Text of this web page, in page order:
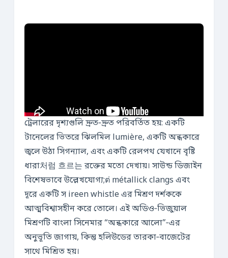
ট্রেলারের দৃশ্যগুলি দ্রুত‑দ্রুত পরিবর্তিত হয়: একটি
টানেলের ভিতরে ঝিলমিল lumière, একটি অন্ধকারে
জ্বলে উঠা সিগন্যাল, এবং একটি রেলপথ যেখানে বৃষ্টি
ধারা처럼 흐르는 রক্তের মতো দেখায়। সাউন্ড ডিজাইন
বিশেষভাবে উল্লেখযোগ্য;ต่ métallick clangs এবং
দূরে একটি স ireen whistle এর মিশ্রণ দর্শককে
আত্মবিশ্বাসহীন করে তোলে। এই অডিও‑ভিজুয়াল
মিশ্রণটি বাংলা সিনেমার “অন্ধকারে আলো”‑এর
অনুভূতি জাগায়, কিন্তু হলিউডের তারকা‑বাজেটের
সাথে মিশ্রিত হয়।